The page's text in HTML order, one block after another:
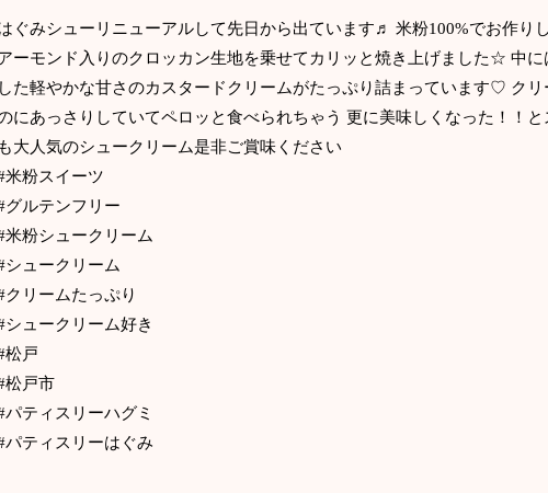
ぐみシューリニューアルして先日から出ています♬ 米粉100%でお作り
ーモンド入りのクロッカン生地を乗せてカリッと焼き上げました☆ 中に
した軽やかな甘さのカスタードクリームがたっぷり詰まっています♡ クリ
にあっさりしていてペロッと食べられちゃう 更に美味しくなった！！
も大人気のシュークリーム是非ご賞味ください
米粉スイーツ
グルテンフリー
米粉シュークリーム
シュークリーム
クリームたっぷり
シュークリーム好き
松戸
松戸市
パティスリーハグミ
パティスリーはぐみ